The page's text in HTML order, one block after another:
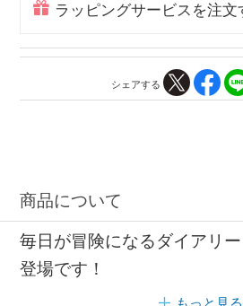
ラッピングサービスを注文
シェアする
商品について
毎日が冒険になるダイアリ
登場です！